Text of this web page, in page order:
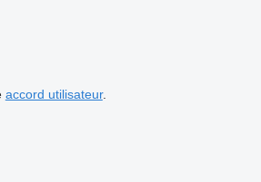
accord utilisateur.